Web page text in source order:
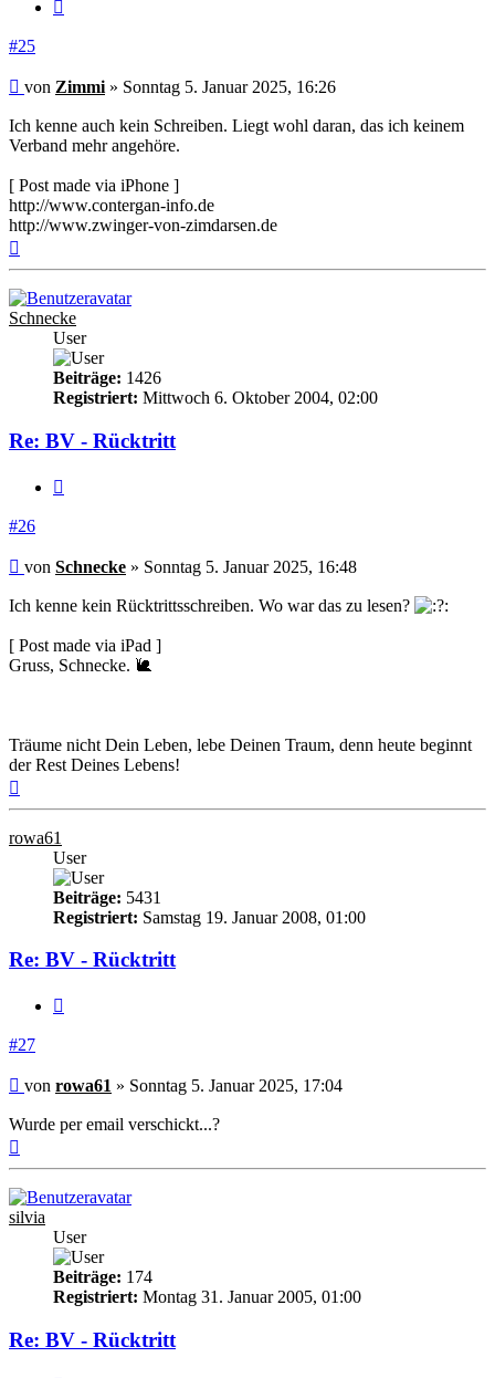
#25
Beitrag
von Zimmi » Sonntag 5. Januar 2025, 16:26
Ich kenne auch kein Schreiben. Liegt wohl daran, das ich keinem
Verband mehr angehöre.
[ Post made via iPhone ]
http://www.contergan-info.de
http://www.zwinger-von-zimdarsen.de
Schnecke
User
Beiträge: 1426
Registriert: Mittwoch 6. Oktober 2004, 02:00
Re: BV - Rücktritt
#26
Beitrag
von Schnecke » Sonntag 5. Januar 2025, 16:48
Ich kenne kein Rücktrittsschreiben. Wo war das zu lesen?
[ Post made via iPad ]
Gruss, Schnecke. 🐌
Träume nicht Dein Leben, lebe Deinen Traum, denn heute beginnt
der Rest Deines Lebens!
rowa61
User
Beiträge: 5431
Registriert: Samstag 19. Januar 2008, 01:00
Re: BV - Rücktritt
#27
Beitrag
von rowa61 » Sonntag 5. Januar 2025, 17:04
Wurde per email verschickt...?
silvia
User
Beiträge: 174
Registriert: Montag 31. Januar 2005, 01:00
Re: BV - Rücktritt